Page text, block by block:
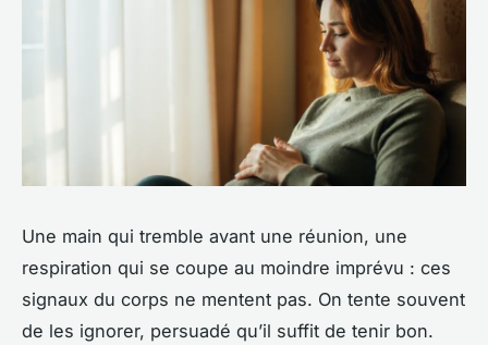
Une main qui tremble avant une réunion, une
respiration qui se coupe au moindre imprévu : ces
signaux du corps ne mentent pas. On tente souvent
de les ignorer, persuadé qu’il suffit de tenir bon.